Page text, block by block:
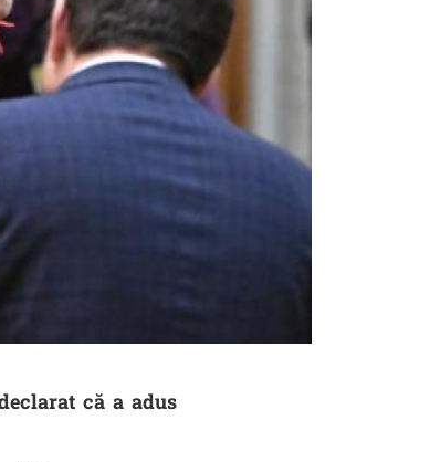
că a adus